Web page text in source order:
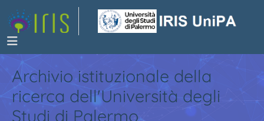
Archivio istituzionale della
ricerca dell'Università degli
Studi di Palermo